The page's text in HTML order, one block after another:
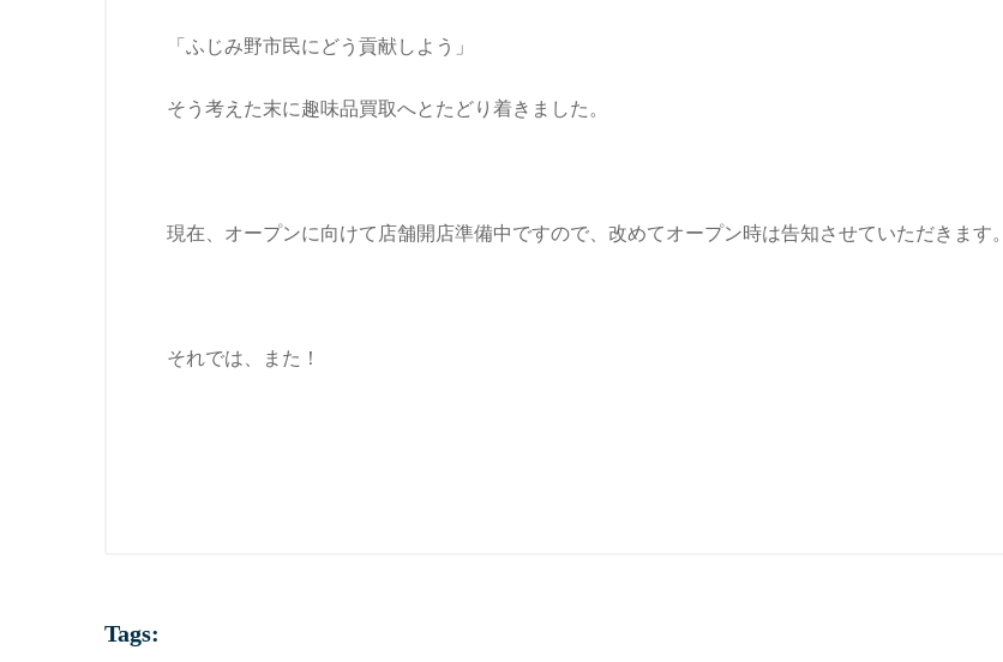
「ふじみ野市民にどう貢献しよう」
そう考えた末に趣味品買取へとたどり着きました。
現在、オープンに向けて店舗開店準備中ですので、改めてオープン時は告知させていただきます。
それでは、また！
Tags: